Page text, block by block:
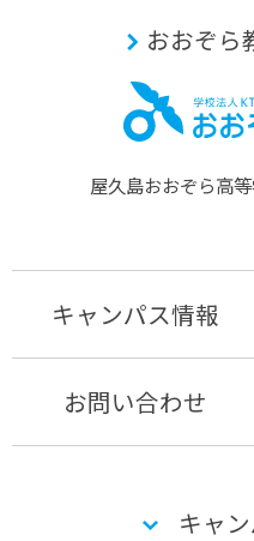
おおぞら
屋久島おおぞら⾼
キャンパス情報
お問い合わせ
キャ